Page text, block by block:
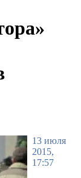
13 июля
2015,
17:57